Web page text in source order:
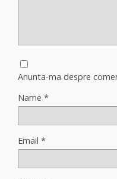
Anunta-ma despre
Name *
Email *